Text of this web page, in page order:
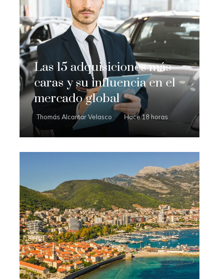
Las 15 adquisiciones más
caras y su influencia en el
mercado global
Thomás Alcantar Velasco Hace 18 horas